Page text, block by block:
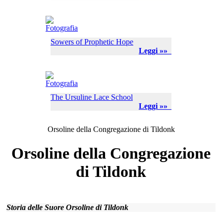
Sowers of Prophetic Hope
Leggi »»
The Ursuline Lace School
Leggi »»
Orsoline della Congregazione di Tildonk
Orsoline della Congregazione
di Tildonk
Storia delle Suore Orsoline di Tildonk